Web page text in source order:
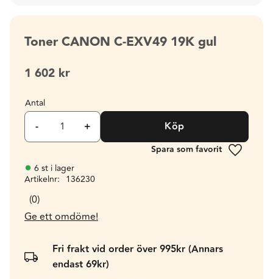
Toner CANON C-EXV49 19K gul
1 602 kr
Antal
+
- Köp
Lägg till
6 st i lager
Artikelnr
136230
0
Ge ett omdöme!
Fri frakt vid order över 995kr (Annars
endast 69kr)